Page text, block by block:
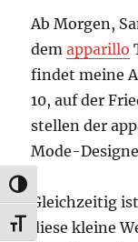
UMSCHALTEN
SCHRIFT
Ab Morgen,
demapparillo
findet meine
10, auf der
stellen der
Mode-
Gleichzeitig
diese kleine